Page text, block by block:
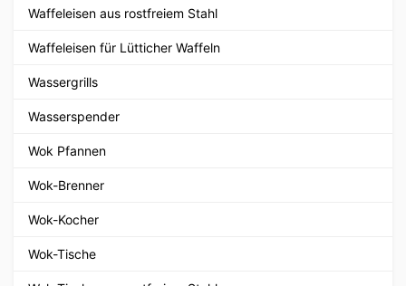
Waffeleisen aus rostfreiem Stahl
Waffeleisen für Lütticher Waffeln
Wassergrills
Wasserspender
Wok Pfannen
Wok-Brenner
Wok-Kocher
Wok-Tische